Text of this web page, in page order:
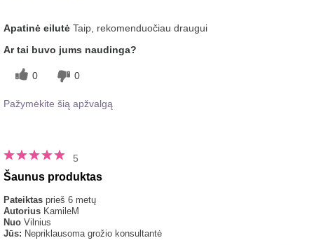
produkto naudojimo?
Apatinė eilutė Taip, rekomenduočiau draugui
Ar tai buvo jums naudinga?
0 0
Pažymėkite šią apžvalgą
5
Šaunus produktas
Pateiktas prieš 6 metų
Autorius KamileM
Nuo Vilnius
Jūs: Nepriklausoma grožio konsultantė